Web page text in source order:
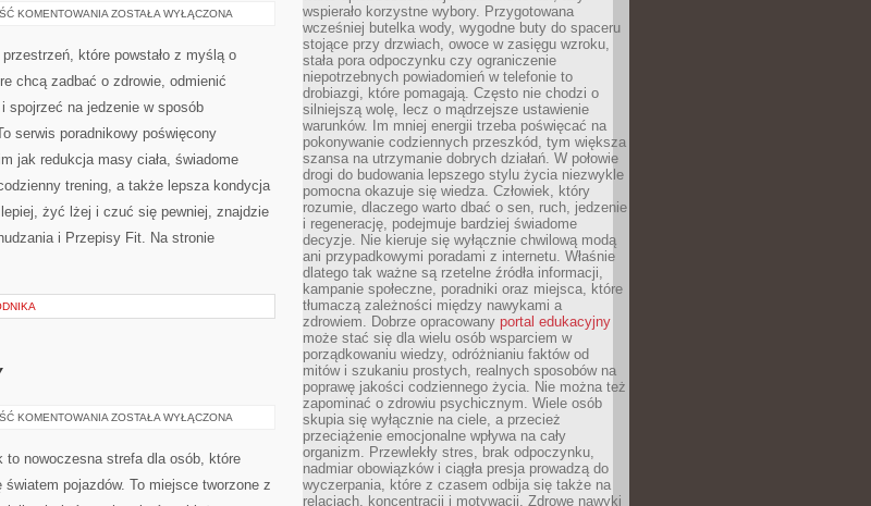
KOMENTOWANIA SUPERFOODS
ODŻYWCZE
ZOSTAŁA WYŁĄCZONA
które powstało z myślą o
chcą zadbać o zdrowie, odmienić
spojrzeć na jedzenie w sposób
serwis poradnikowy poświęcony
jak redukcja masy ciała, świadome
trening, a także lepsza kondycja
żyć lżej i czuć się pewniej, znajdzie
i Przepisy Fit. Na stronie
KOMENTOWANIA AMERYKAŃSKIE
ZOSTAŁA WYŁĄCZONA
to nowoczesna strefa dla osób, które
światem pojazdów. To miejsce tworzone z
wspierało korzystne wybory. Przygotowana
wcześniej butelka wody, wygodne buty do spaceru
stojące przy drzwiach, owoce w zasięgu wzroku,
stała pora odpoczynku czy ograniczenie
niepotrzebnych powiadomień w telefonie to
drobiazgi, które pomagają. Często nie chodzi o
silniejszą wolę, lecz o mądrzejsze ustawienie
warunków. Im mniej energii trzeba poświęcać na
pokonywanie codziennych przeszkód, tym większa
szansa na utrzymanie dobrych działań. W połowie
drogi do budowania lepszego stylu życia niezwykle
pomocna okazuje się wiedza. Człowiek, który
rozumie, dlaczego warto dbać o sen, ruch, jedzenie
i regenerację, podejmuje bardziej świadome
decyzje. Nie kieruje się wyłącznie chwilową modą
ani przypadkowymi poradami z internetu. Właśnie
dlatego tak ważne są rzetelne źródła informacji,
kampanie społeczne, poradniki oraz miejsca, które
tłumaczą zależności między nawykami a
zdrowiem. Dobrze opracowany portal edukacyjny
może stać się dla wielu osób wsparciem w
porządkowaniu wiedzy, odróżnianiu faktów od
mitów i szukaniu prostych, realnych sposobów na
poprawę jakości codziennego życia. Nie można też
zapominać o zdrowiu psychicznym. Wiele osób
skupia się wyłącznie na ciele, a przecież
przeciążenie emocjonalne wpływa na cały
organizm. Przewlekły stres, brak odpoczynku,
nadmiar obowiązków i ciągła presja prowadzą do
wyczerpania, które z czasem odbija się także na
relacjach, koncentracji i motywacji. Zdrowe nawyki